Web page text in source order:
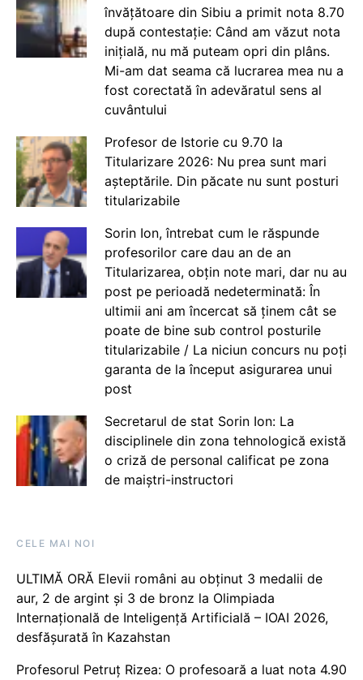
învățătoare din Sibiu a primit nota 8.70
după contestație: Când am văzut nota
inițială, nu mă puteam opri din plâns.
Mi-am dat seama că lucrarea mea nu a
fost corectată în adevăratul sens al
cuvântului
Profesor de Istorie cu 9.70 la
Titularizare 2026: Nu prea sunt mari
așteptările. Din păcate nu sunt posturi
titularizabile
Sorin Ion, întrebat cum le răspunde
profesorilor care dau an de an
Titularizarea, obțin note mari, dar nu au
post pe perioadă nedeterminată: În
ultimii ani am încercat să ținem cât se
poate de bine sub control posturile
titularizabile / La niciun concurs nu poți
garanta de la început asigurarea unui
post
Secretarul de stat Sorin Ion: La
disciplinele din zona tehnologică există
o criză de personal calificat pe zona
de maiștri-instructori
CELE MAI NOI
ULTIMĂ ORĂ Elevii români au obținut 3 medalii de
aur, 2 de argint și 3 de bronz la Olimpiada
Internațională de Inteligență Artificială – IOAI 2026,
desfășurată în Kazahstan
Profesorul Petruț Rizea: O profesoară a luat nota 4.90